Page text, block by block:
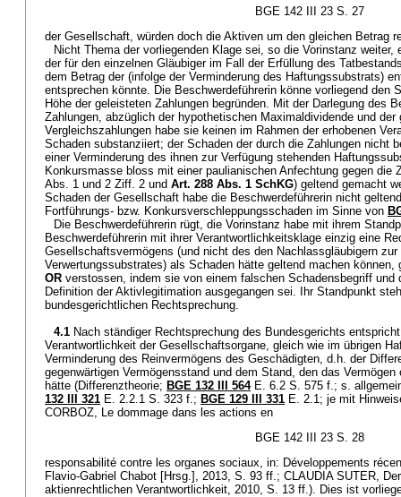
BGE 142 III 23 S. 27
der Gesellschaft, würden doch die Aktiven um den gleichen Betrag
Nicht Thema der vorliegenden Klage sei, so die Vorinstanz weiter,
der für den einzelnen Gläubiger im Fall der Erfüllung des
dem Betrag der (infolge der Verminderung des Haftungssubstrats)
entsprechen könnte. Die Beschwerdeführerin könne vorliegend den
Höhe der geleisteten Zahlungen begründen. Mit der Darlegung des
Zahlungen, abzüglich der hypothetischen Maximaldividende und der
Vergleichszahlungen habe sie keinen im Rahmen der erhobenen
Schaden substanziiert; der Schaden der durch die Zahlungen nicht
einer Verminderung des ihnen zur Verfügung stehenden
Konkursmasse bloss mit einer paulianischen Anfechtung gegen die
Abs. 1 und 2 Ziff. 2 und Art. 288 Abs. 1 SchKG) geltend gemacht
Schaden der Gesellschaft habe die Beschwerdeführerin nicht
Fortführungs- bzw. Konkursverschleppungsschaden im Sinne von
Die Beschwerdeführerin rügt, die Vorinstanz habe mit ihrem
Beschwerdeführerin mit ihrer Verantwortlichkeitsklage einzig eine
Gesellschaftsvermögens (und nicht des den Nachlassgläubigern zur
Verwertungssubstrates) als Schaden hätte geltend machen können,
OR verstossen, indem sie von einem falschen Schadensbegriff und
Definition der Aktivlegitimation ausgegangen sei. Ihr Standpunkt
bundesgerichtlichen Rechtsprechung.
4.1 Nach ständiger Rechtsprechung des Bundesgerichts
Verantwortlichkeit der Gesellschaftsorgane, gleich wie im übrigen
Verminderung des Reinvermögens des Geschädigten, d.h. der
gegenwärtigen Vermögensstand und dem Stand, den das
hätte (Differenztheorie; BGE 132 III 564E. 6.2 S. 575 f.; s.
132 III 321 E. 2.2.1 S. 323 f.; BGE 129 III 331 E. 2.1; je mit
CORBOZ, Le dommage dans les actions en
BGE 142 III 23 S. 28
responsabilité contre les organes sociaux, in: Développements
Flavio-Gabriel Chabot [Hrsg.], 2013, S. 93 ff.; CLAUDIA SUTER,
aktienrechtlichen Verantwortlichkeit, 2010, S. 13 ff.). Dies ist